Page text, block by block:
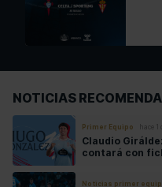
NOTICIAS
Primer Equipo
Claudio
contará con
Noticias primer